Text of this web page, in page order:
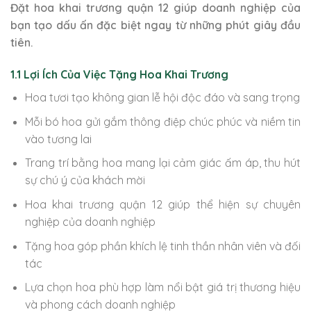
Đặt hoa khai trương quận 12 giúp doanh nghiệp của
bạn tạo dấu ấn đặc biệt ngay từ những phút giây đầu
tiên.
1.1 Lợi Ích Của Việc Tặng Hoa Khai Trương
Hoa tươi tạo không gian lễ hội độc đáo và sang trọng
Mỗi bó hoa gửi gắm thông điệp chúc phúc và niềm tin
vào tương lai
Trang trí bằng hoa mang lại cảm giác ấm áp, thu hút
sự chú ý của khách mời
Hoa khai trương quận 12 giúp thể hiện sự chuyên
nghiệp của doanh nghiệp
Tặng hoa góp phần khích lệ tinh thần nhân viên và đối
tác
Lựa chọn hoa phù hợp làm nổi bật giá trị thương hiệu
và phong cách doanh nghiệp